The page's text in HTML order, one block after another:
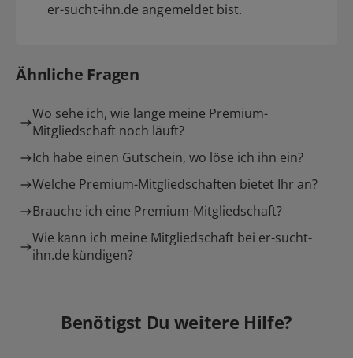
er-sucht-ihn.de angemeldet bist.
Ähnliche Fragen
Wo sehe ich, wie lange meine Premium-
Mitgliedschaft noch läuft?
Ich habe einen Gutschein, wo löse ich ihn ein?
Welche Premium-Mitgliedschaften bietet Ihr an?
Brauche ich eine Premium-Mitgliedschaft?
Wie kann ich meine Mitgliedschaft bei er-sucht-
ihn.de kündigen?
Benötigst Du weitere Hilfe?